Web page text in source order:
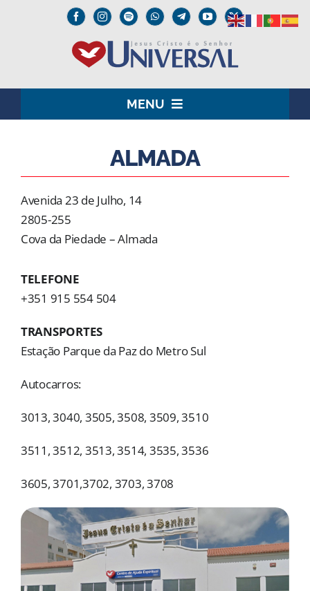
MENU
INSTITUCIONAL
UNIVERSAL+
MEDIA
DOAÇÕES
Pesquisar
ALMADA
Avenida 23 de Julho, 14
2805-255
Cova da Piedade – Almada
TELEFONE
+351 915 554 504
TRANSPORTES
Estação Parque da Paz do Metro Sul
Autocarros:
3013, 3040, 3505, 3508, 3509, 3510
3511, 3512, 3513, 3514, 3535, 3536
3605, 3701,3702, 3703, 3708